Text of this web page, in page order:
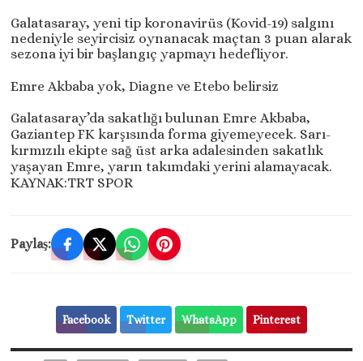
Galatasaray, yeni tip koronavirüs (Kovid-19) salgını
nedeniyle seyircisiz oynanacak maçtan 3 puan alarak
sezona iyi bir başlangıç yapmayı hedefliyor.
Emre Akbaba yok, Diagne ve Etebo belirsiz
Galatasaray’da sakatlığı bulunan Emre Akbaba,
Gaziantep FK karşısında forma giyemeyecek. Sarı-
kırmızılı ekipte sağ üst arka adalesinden sakatlık
yaşayan Emre, yarın takımdaki yerini alamayacak.
KAYNAK:TRT SPOR
Paylaş:
Facebook Twitter WhatsApp Pinterest